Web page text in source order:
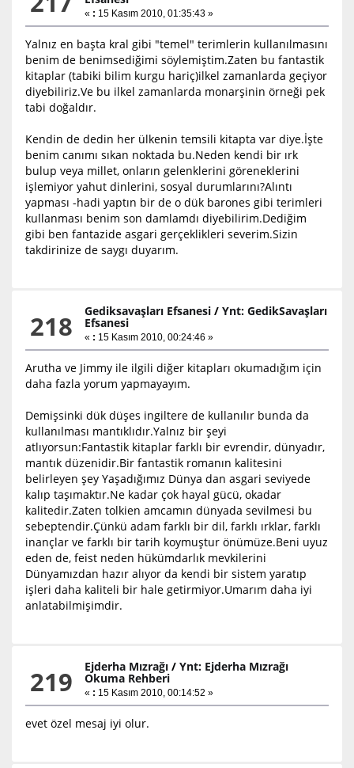
« : 15 Kasım 2010, 01:35:43 »
Yalnız en başta kral gibi "temel" terimlerin kullanılmasını
benim de benimsediğimi söylemiştim.Zaten bu fantastik
kitaplar (tabiki bilim kurgu hariç)ilkel zamanlarda geçiyor
diyebiliriz.Ve bu ilkel zamanlarda monarşinin örneği pek
tabi doğaldır.
Kendin de dedin her ülkenin temsili kitapta var diye.İşte
benim canımı sıkan noktada bu.Neden kendi bir ırk
bulup veya millet, onların gelenklerini göreneklerini
işlemiyor yahut dinlerini, sosyal durumlarını?Alıntı
yapması -hadi yaptın bir de o dük barones gibi terimleri
kullanması benim son damlamdı diyebilirim.Dediğim
gibi ben fantazide asgari gerçeklikleri severim.Sizin
takdirinize de saygı duyarım.
218 Gediksavaşları Efsanesi /Ynt: GedikSavaşları
Efsanesi
« : 15 Kasım 2010, 00:24:46 »
Arutha ve Jimmy ile ilgili diğer kitapları okumadığım için
daha fazla yorum yapmayayım.
Demişsinki dük düşes ingiltere de kullanılır bunda da
kullanılması mantıklıdır.Yalnız bir şeyi
atlıyorsun:Fantastik kitaplar farklı bir evrendir, dünyadır,
mantık düzenidir.Bir fantastik romanın kalitesini
belirleyen şey Yaşadığımız Dünya dan asgari seviyede
kalıp taşımaktır.Ne kadar çok hayal gücü, okadar
kalitedir.Zaten tolkien amcamın dünyada sevilmesi bu
sebeptendir.Çünkü adam farklı bir dil, farklı ırklar, farklı
inançlar ve farklı bir tarih koymuştur önümüze.Beni uyuz
eden de, feist neden hükümdarlık mevkilerini
Dünyamızdan hazır alıyor da kendi bir sistem yaratıp
işleri daha kaliteli bir hale getirmiyor.Umarım daha iyi
anlatabilmişimdir.
219 Ejderha Mızrağı /Ynt: Ejderha Mızrağı
Okuma Rehberi
« : 15 Kasım 2010, 00:14:52 »
evet özel mesaj iyi olur.